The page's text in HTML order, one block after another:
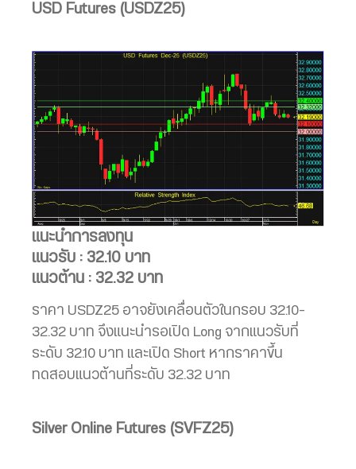
USD Futures (USDZ25)
แนะนำการลงทุน
แนวรับ : 32.10 บาท
แนวต้าน : 32.32 บาท
ราคา USDZ25 อาจยังเคลื่อนตัวในกรอบ 32.10-
32.32 บาท จึงแนะนำรอเปิด Long จากแนวรับที่
ระดับ 32.10 บาท และเปิด Short หากราคาขึ้น
ทดสอบแนวต้านที่ระดับ 32.32 บาท
Silver Online Futures (SVFZ25)